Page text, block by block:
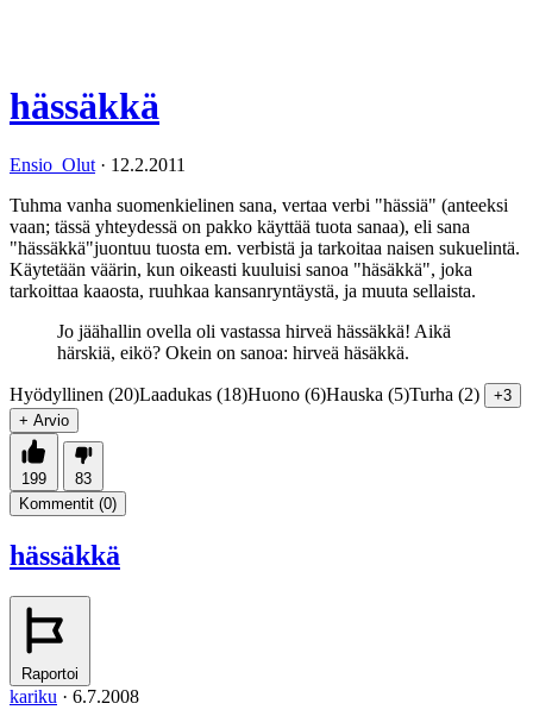
hässäkkä
Ensio_Olut · 12.2.2011
Tuhma vanha suomenkielinen sana, vertaa verbi "hässiä" (anteeksi
vaan; tässä yhteydessä on pakko käyttää tuota sanaa), eli sana
"hässäkkä"juontuu tuosta em. verbistä ja tarkoitaa naisen sukuelintä.
Käytetään väärin, kun oikeasti kuuluisi sanoa "häsäkkä", joka
tarkoittaa kaaosta, ruuhkaa kansanryntäystä, ja muuta sellaista.
Jo jäähallin ovella oli vastassa hirveä hässäkkä! Aikä
härskiä, eikö? Okein on sanoa: hirveä häsäkkä.
Hyödyllinen (20)Laadukas (18)Huono (6)Hauska (5)Turha (2)
+3
+ Arvio
199
83
Kommentit (0)
hässäkkä
Raportoi
kariku · 6.7.2008